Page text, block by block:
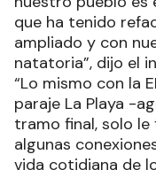
que ha tenido
ampliado y con
natatoria”, dijo el
“Lo mismo con la
paraje La Playa -
tramo final, solo
algunas
vida cotidiana de